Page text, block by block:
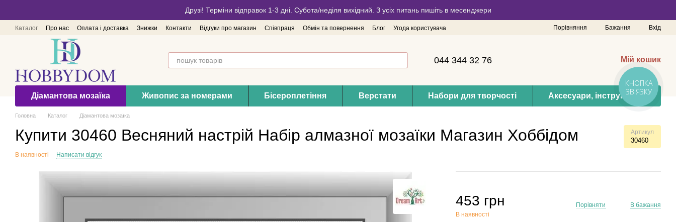
Друзі! Терміни відправок 1-3 дні. Субота/неділя вихідний. З усіх питань пишіть в месенджери
Каталог Про нас Оплата і доставка Знижки Контакти Відгуки про магазин Співпраця Обмін та повернення Блог Угода користувача Порівняння Бажання Вхід
044 344 32 76 Мій кошик
Діамантова мозаїка Живопис за номерами Бісероплетіння Верстати Набори для творчості Аксесуари, інструменти
Головна Каталог Діамантова мозаїка
Купити 30460 Весняний настрій Набір алмазної мозаїки Магазин Хоббідом Артикул
30460
В наявності Написати відгук
453 грн
В наявності
Порівняти В бажання
КНОПКА
ЗВ'ЯЗКУ